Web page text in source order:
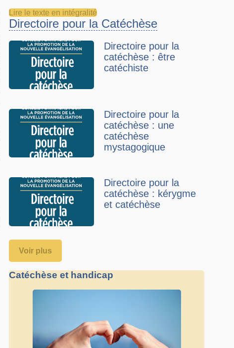
Lire le texte en intégralité
Directoire pour la Catéchèse
Directoire pour la
catéchèse : être
catéchiste
Directoire pour la
catéchèse : une
catéchèse
mystagogique
Directoire pour la
catéchèse : kérygme
et catéchèse
Voir plus
Catéchèse et handicap